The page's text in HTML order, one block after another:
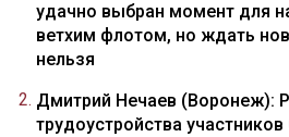
удачно выбран момент для
ветхим флотом, но ждать
нельзя
Дмитрий Нечаев (Воронеж):
трудоустройства